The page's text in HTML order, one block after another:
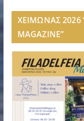
ΧΕΙΜΩΝΑΣ 2026
MAGAZINE”